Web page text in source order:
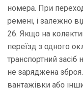
номера. При
ремені, і залежно
26. Якщо на
переїзд з одного
транспортний засіб
не заряджена
вантажівки або